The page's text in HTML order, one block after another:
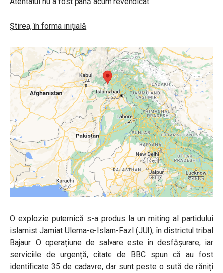
Știrea, în forma inițială
O explozie puternică s-a produs la un miting al partidului
islamist Jamiat Ulema-e-Islam-Fazl (JUI), în districtul tribal
Bajaur. O operațiune de salvare este în desfășurare, iar
serviciile de urgență, citate de BBC spun că au fost
identificate 35 de cadavre, dar sunt peste o sută de răniți